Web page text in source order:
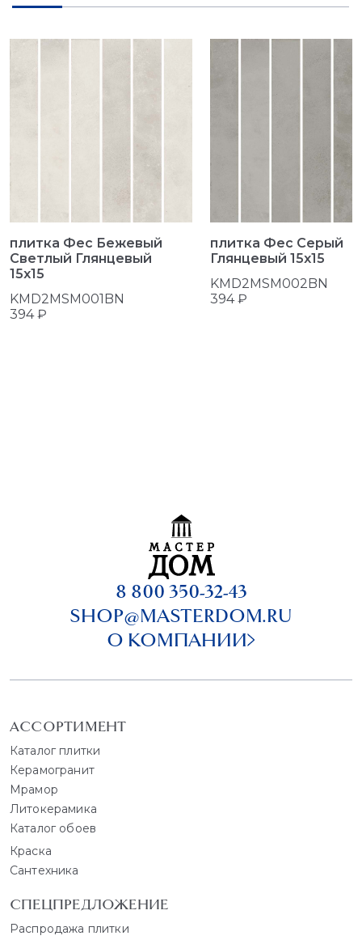
плитка Фес Бежевый
Светлый Глянцевый
15x15
KMD2MSM001BN
394 ₽
плитка Фес Серый
Глянцевый 15x15
KMD2MSM002BN
394 ₽
8 800 350-32-43
SHOP@MASTERDOM.RU
О КОМПАНИИ
АССОРТИМЕНТ
Каталог плитки
Керамогранит
Мрамор
Литокерамика
Каталог обоев
Краска
Сантехника
СПЕЦПРЕДЛОЖЕНИЕ
Распродажа плитки